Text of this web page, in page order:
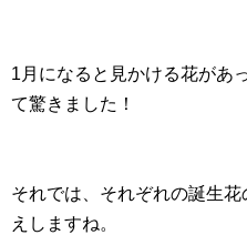
1月になると見かける花があ
て驚きました！
それでは、それぞれの誕生
えしますね。